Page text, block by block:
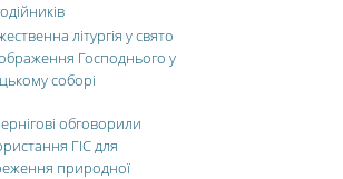
літургія у свято
Господнього у
соборі
обговорили
ГІС для
природної